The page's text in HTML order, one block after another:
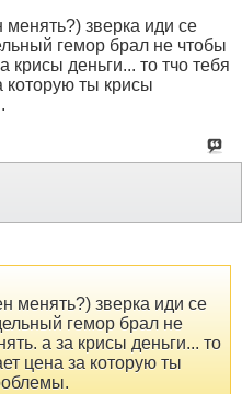
зверка иди се
гемор брал не чтобы
крисы деньги... то тчо тебя
которую ты крисы
менять?) зверка иди се
гемор брал не
а за крисы деньги... то
цена за которую ты